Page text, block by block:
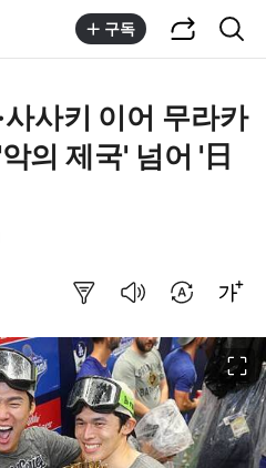
구독
사사키 이어 무라카
의 제국' 넘어 '日